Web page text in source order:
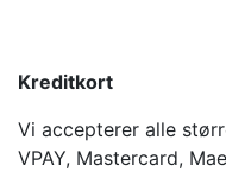
Kreditkort
Vi accepterer alle
VPAY, Mastercard,